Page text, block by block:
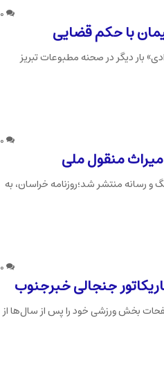
۰
با حکم قضایی
بار دیگر در صحنه مطبوعات تبریز
۰
منقول ملی
و رسانه منتشر شد؛روزنامه خراسان، به
۰
جنجالی خبرجنوب
صفحات بخش ورزشی خود را پس از سال‌ها از